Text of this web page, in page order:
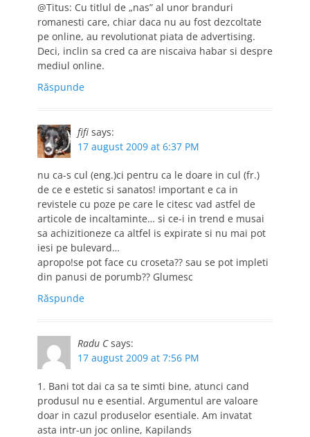
@Titus: Cu titlul de „nas” al unor branduri
romanesti care, chiar daca nu au fost dezcoltate
pe online, au revolutionat piata de advertising.
Deci, inclin sa cred ca are niscaiva habar si despre
mediul online.
Răspunde
fifi says:
17 august 2009 at 6:37 PM
nu ca-s cul (eng.)ci pentru ca le doare in cul (fr.)
de ce e estetic si sanatos! important e ca in
revistele cu poze pe care le citesc vad astfel de
articole de incaltaminte… si ce-i in trend e musai
sa achizitioneze ca altfel is expirate si nu mai pot
iesi pe bulevard…
apropo!se pot face cu croseta?? sau se pot impleti
din panusi de porumb?? Glumesc
Răspunde
Radu C says:
17 august 2009 at 7:56 PM
1. Bani tot dai ca sa te simti bine, atunci cand
produsul nu e esential. Argumentul are valoare
doar in cazul produselor esentiale. Am invatat
asta intr-un joc online, Kapilands